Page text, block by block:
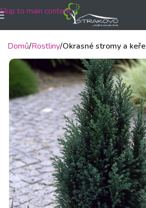
Skip to main content
Domů Rostliny Okrasné stromy a keře